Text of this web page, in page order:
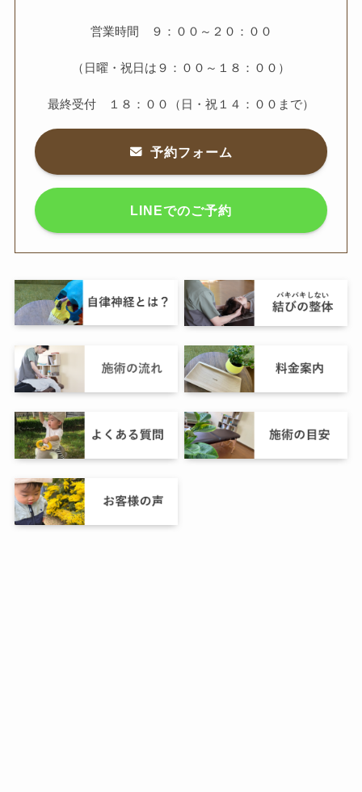
営業時間 ９：００～２０：００
（日曜・祝日は９：００～１８：００）
最終受付 １８：００（日・祝１４：００まで）
予約フォーム
LINEでのご予約